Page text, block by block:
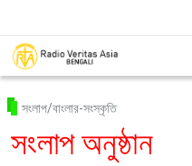
সংলাপ/বাংলার-সংস্কৃতি
সংলাপ অনুষ্ঠান